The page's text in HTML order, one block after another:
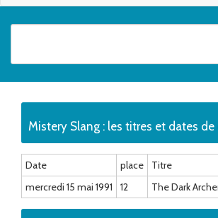
Mistery Slang : les titres et dates
Date place
Titre
mercredi 15 mai 1991
12 The Dark